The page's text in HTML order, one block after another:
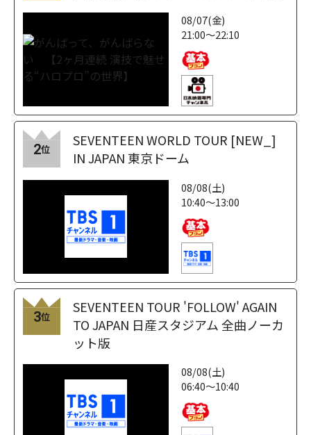
08/07(金)
21:00～22:10
2位
SEVENTEEN WORLD TOUR [NEW_]
IN JAPAN 東京ドーム
08/08(土)
10:40～13:00
3位
SEVENTEEN TOUR 'FOLLOW' AGAIN
TO JAPAN 日産スタジアム 全曲ノーカ
ット版
08/08(土)
06:40～10:40